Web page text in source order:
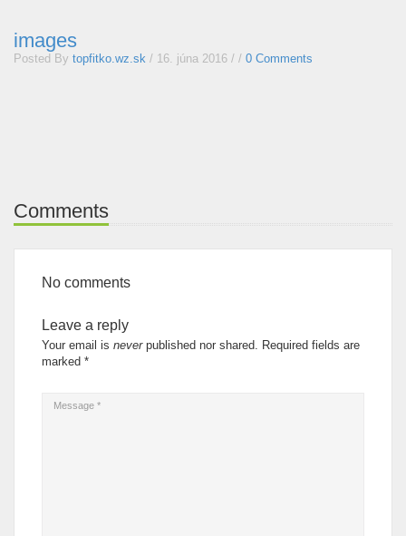
images
Posted By topfitko.wz.sk / 16. júna 2016 / / 0 Comments
Comments
No comments
Leave a reply
Your email is neverpublished nor shared. Required fields are
marked *